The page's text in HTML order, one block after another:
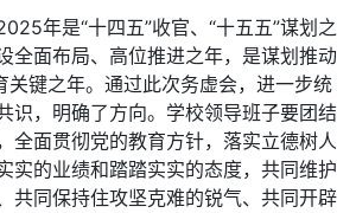
年是“十四五”收官、“十五五”谋划之
全面布局、高位推进之年，是谋划推动
关键之年。通过此次务虚会，进一步统
识，明确了方向。学校领导班子要团结
全面贯彻党的教育方针，落实立德树人
实的业绩和踏踏实实的态度，共同维护
共同保持住攻坚克难的锐气、共同开辟